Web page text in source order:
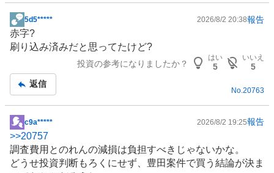
掲
示
板
5d5***** 2026/8/2 20:38報告
赤字?
刷り込み済みだと思ってたけど?
投資の参考になりましたか？
はい
5
いいえ
5
返信
No. 20763
掲
示
板
記
c9a***** 2026/8/2 19:25報告
>>20757
調査費用とのれんの減損は負担すべきじゃないかな。
どうせ投資判断もろくにせず、豊田案件で買う結論が決ま